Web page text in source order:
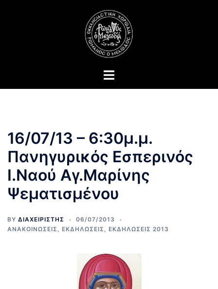
Toggle
16/07/13 – 6:30μ.μ.
Πανηγυρικός Εσπερινός
Ι.Ναού Αγ.Μαρίνης
Ψεματισμένου
BY ΔΙΑΧΕΙΡΙΣΤΗΣ
06/07/2013
ΑΝΑΚΟΙΝΩΣΕΙΣ , ΕΚΔΗΛΩΣΕΙΣ , ΕΚΔΗΛΩΣΕΙΣ 2013